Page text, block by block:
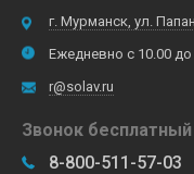
г. Мурманск, ул.
Ежедневно с 10.00 до
r@solav.ru
Звонок бесплатный
8-800-511-57-03